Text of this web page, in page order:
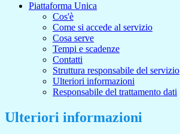
Piattaforma Unica
Cos'è
Come si accede al servizio
Cosa serve
Tempi e scadenze
Contatti
Struttura responsabile del servizio
Ulteriori informazioni
Responsabile del trattamento dati
Ulteriori informazioni